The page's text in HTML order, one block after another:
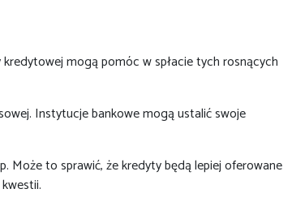
mogą pomóc w spłacie tych rosnących
Instytucje bankowe mogą ustalić swoje
Może to sprawić, że kredyty będą lepiej oferowane